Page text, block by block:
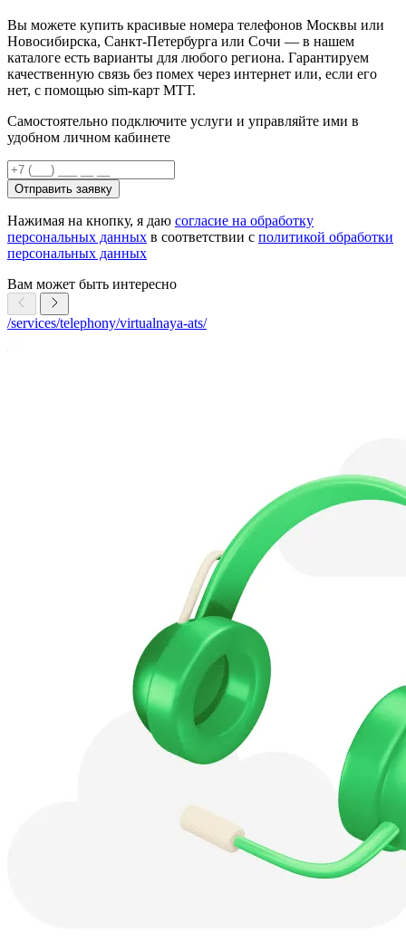
Вы можете купить красивые номера телефонов Москвы или
Новосибирска, Санкт-Петербурга или Сочи — в нашем
каталоге есть варианты для любого региона. Гарантируем
качественную связь без помех через интернет или, если его
нет, с помощью sim-карт МТТ.
Самостоятельно подключите услуги и управляйте ими в
удобном личном кабинете
Отправить заявку
Нажимая на кнопку, я даю согласие на обработку
персональных данных в соответствии с политикой обработки
персональных данных
Вам может быть интересно
/services/telephony/virtualnaya-ats/